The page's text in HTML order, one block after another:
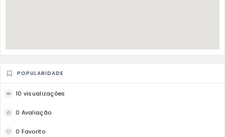
POPULARIDADE
10 visualizações
0 Avaliação
0 Favorito